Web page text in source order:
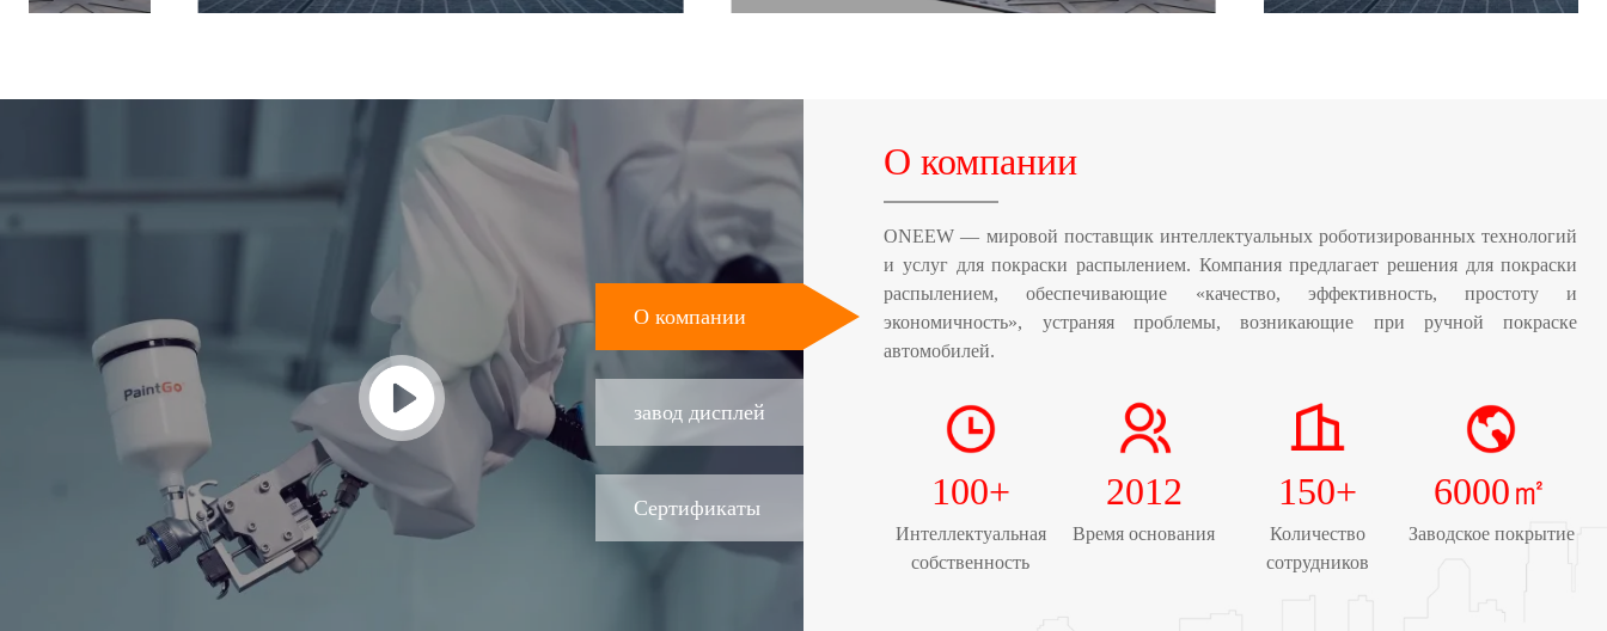
О компании
ONEEW — мировой поставщик интеллектуальных роботизированных технологий
и услуг для покраски распылением. Компания предлагает решения для покраски
распылением, обеспечивающие «качество, эффективность, простоту и
экономичность», устраняя проблемы, возникающие при ручной покраске
автомобилей.
100+
Интеллектуальная
собственность
2012
Время основания
150+
Количество
сотрудников
6000㎡
Заводское покрытие
О компании
завод дисплей
Сертификаты